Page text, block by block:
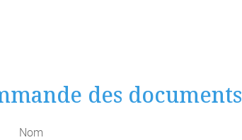
des documents
Nom